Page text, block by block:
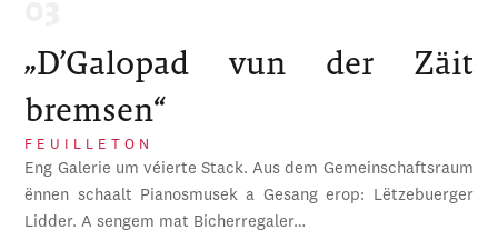
„D’Galopad vun der Zäit
bremsen“
FEUILLETON
Eng Galerie um véierte Stack. Aus dem Gemeinschaftsraum
ënnen schaalt Pianosmusek a Gesang erop: Lëtzebuerger
Lidder. A sengem mat Bicherregaler…